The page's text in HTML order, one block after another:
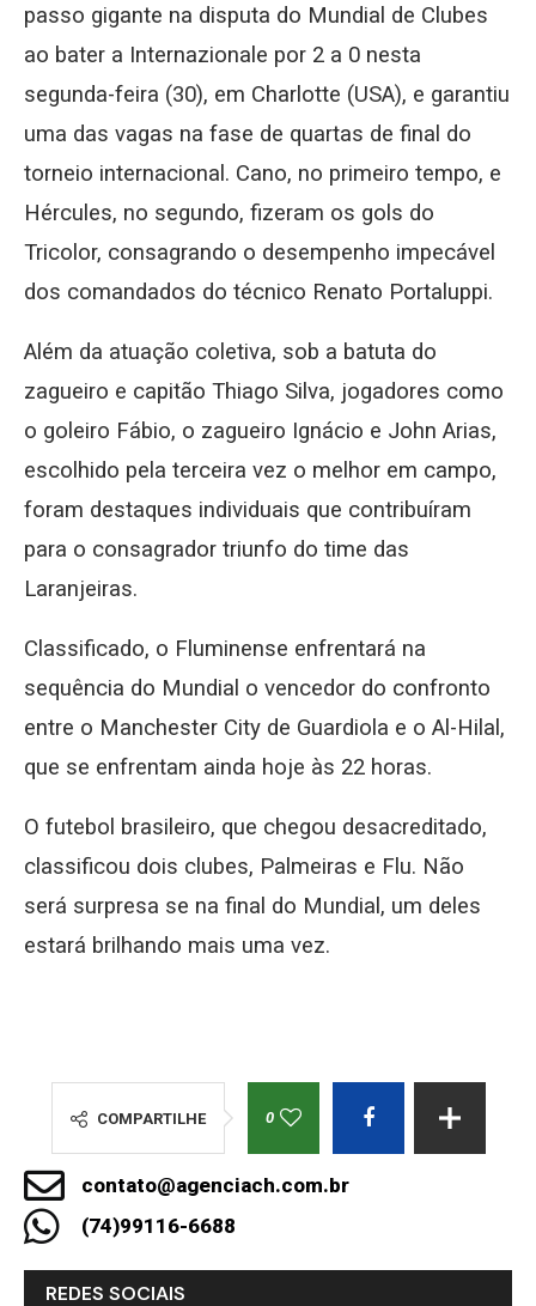
passo gigante na disputa do Mundial de Clubes
ao bater a Internazionale por 2 a 0 nesta
segunda-feira (30), em Charlotte (USA), e garantiu
uma das vagas na fase de quartas de final do
torneio internacional. Cano, no primeiro tempo, e
Hércules, no segundo, fizeram os gols do
Tricolor, consagrando o desempenho impecável
dos comandados do técnico Renato Portaluppi.
Além da atuação coletiva, sob a batuta do
zagueiro e capitão Thiago Silva, jogadores como
o goleiro Fábio, o zagueiro Ignácio e John Arias,
escolhido pela terceira vez o melhor em campo,
foram destaques individuais que contribuíram
para o consagrador triunfo do time das
Laranjeiras.
Classificado, o Fluminense enfrentará na
sequência do Mundial o vencedor do confronto
entre o Manchester City de Guardiola e o Al-Hilal,
que se enfrentam ainda hoje às 22 horas.
O futebol brasileiro, que chegou desacreditado,
classificou dois clubes, Palmeiras e Flu. Não
será surpresa se na final do Mundial, um deles
estará brilhando mais uma vez.
COMPARTILHE 0
contato@agenciach.com.br
(74)99116-6688
REDES SOCIAIS